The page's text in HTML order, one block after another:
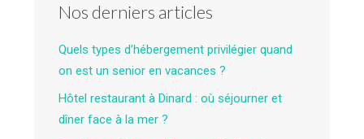
Nos derniers articles
Quels types d’hébergement privilégier quand
on est un senior en vacances ?
Hôtel restaurant à Dinard : où séjourner et
dîner face à la mer ?